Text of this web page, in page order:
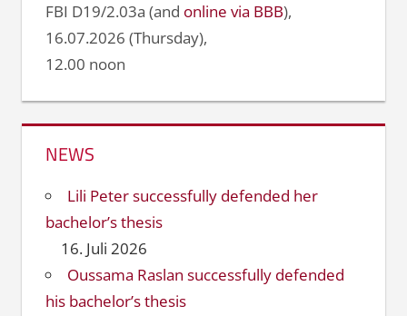
FBI D19/2.03a (and online via BBB),
16.07.2026 (Thursday),
12.00 noon
NEWS
Lili Peter successfully defended her
bachelor’s thesis
16. Juli 2026
Oussama Raslan successfully defended
his bachelor’s thesis